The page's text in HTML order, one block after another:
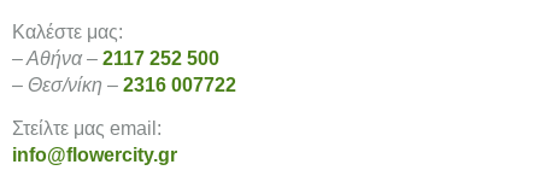
Καλέστε μας:
– Αθήνα – 2117 252 500
– Θεσ/νίκη – 2316 007722
Στείλτε μας email:
info@flowercity.gr